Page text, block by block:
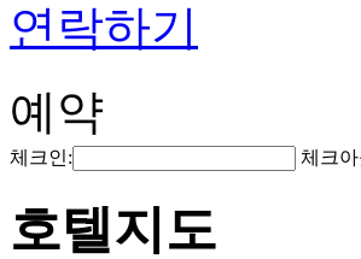
연락하기
예약
체크인: 체크
호텔지도